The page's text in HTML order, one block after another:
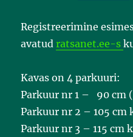
Registreerimine
avatudratsanet.ee-s
Kavas on 4 parkuuri:
Parkuur nr 1 – 90 cm
Parkuur nr 2 – 105 cm
Parkuur nr 3 – 115 cm